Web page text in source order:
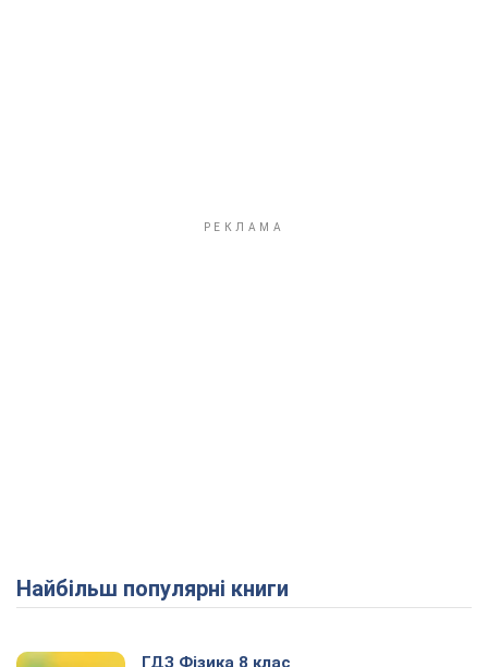
Найбільш популярні книги
ГДЗ Фізика 8 клас